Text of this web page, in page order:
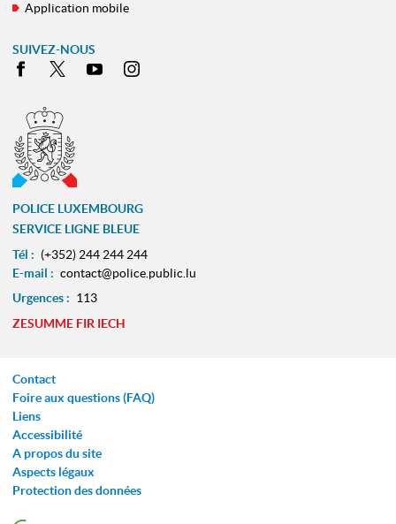
Application mobile
SUIVEZ-NOUS
Facebook
X Youtube
POLICE LUXEMBOURG
SERVICE LIGNE BLEUE
Tél : (+352) 244 244 244
E-mail : contact@police.public.lu
Urgences : 113
ZESUMME FIR IECH
Contact
Foire aux questions (FAQ)
Liens
Accessibilité
A propos du site
Aspects légaux
Protection des données